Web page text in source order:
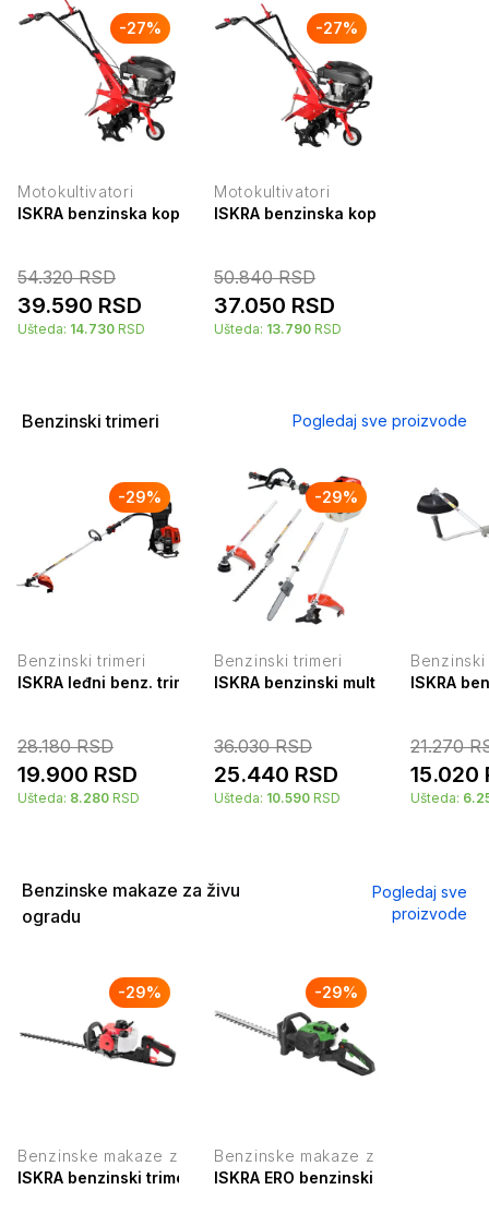
-27%
Motokultivatori
ISKRA benzinska kopačica 173cm3
54.320RSD
39.590 RSD
Ušteda: 14.730 RSD
-27%
Motokultivatori
ISKRA benzinska kopačica 139cm3
50.840RSD
37.050 RSD
Ušteda: 13.790 RSD
Benzinski trimeri Pogledaj sve proizvode
-29%
Benzinski trimeri
ISKRA leđni benz. trimer za travu 51.7cm3 1.4kW BG-TU520
28.180RSD
19.900 RSD
Ušteda: 8.280 RSD
-29%
Benzinski trimeri
ISKRA benzinski multifunkcionalni
36.030RSD
25.440 RSD
Ušteda: 10.590 RSD
ISKRA
21.270
15.020
Ušteda:
Benzinske makaze za živu
ogradu
Pogledaj sve
proizvode
-29%
Benzinske makaze za živu ogradu
ISKRA benzinski trimer za živicu 25.4cm3 0.75kW HT260B
-29%
Benzinske makaze za živu ogradu
ISKRA ERO benzinski trimer za